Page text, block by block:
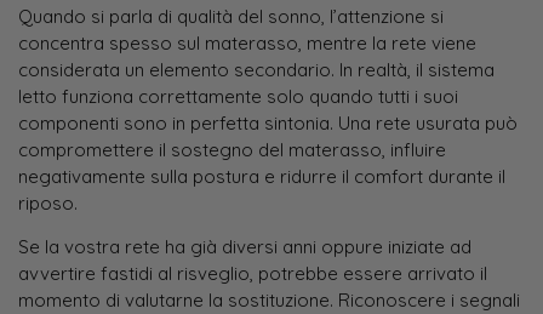
Quando si parla di qualità del sonno, l’attenzione si
concentra spesso sul materasso, mentre la rete viene
considerata un elemento secondario. In realtà, il sistema
letto funziona correttamente solo quando tutti i suoi
componenti sono in perfetta sintonia. Una rete usurata può
compromettere il sostegno del materasso, influire
negativamente sulla postura e ridurre il comfort durante il
riposo.
Se la vostra rete ha già diversi anni oppure iniziate ad
avvertire fastidi al risveglio, potrebbe essere arrivato il
momento di valutarne la sostituzione. Riconoscere i segnali